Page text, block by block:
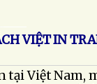
VIỆT IN
tại Việt Nam,